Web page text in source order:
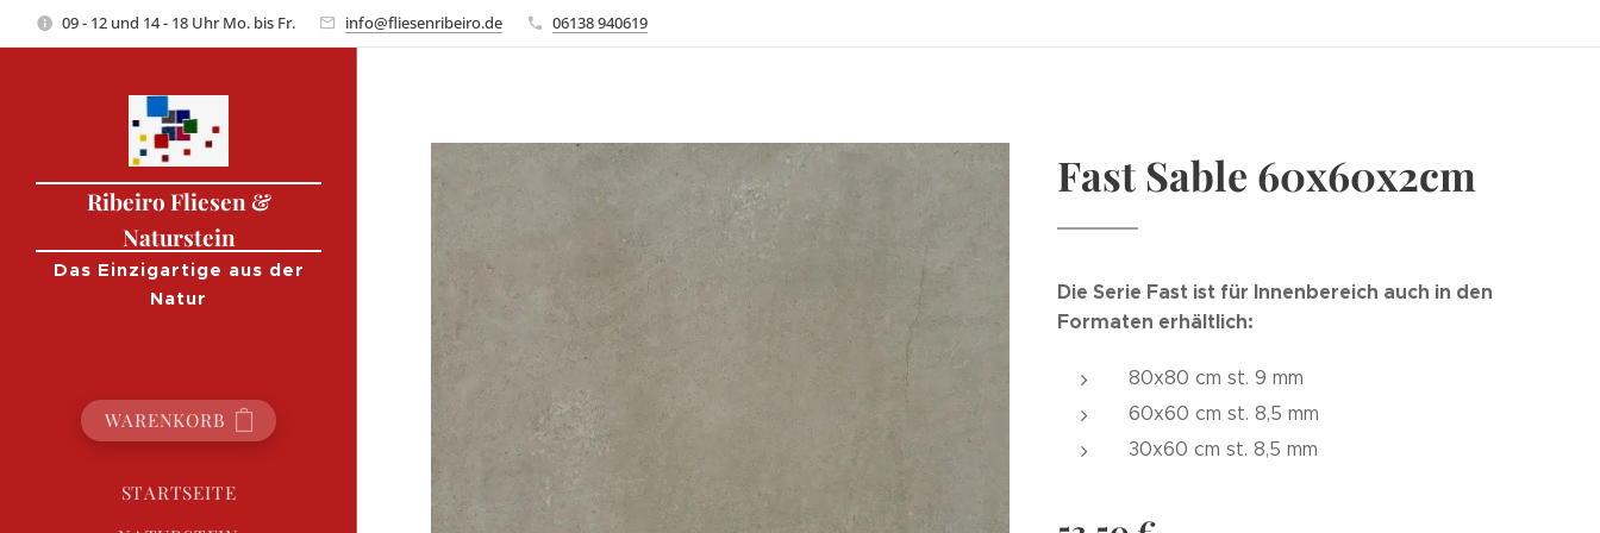
09 - 12 und 14 - 18 Uhr Mo. bis Fr. info@fliesenribeiro.de 06138 940619
Ribeiro Fliesen &
Naturstein
Das Einzigartige aus der
Natur
WARENKORB
STARTSEITE
Fast Sable 60x60x2cm
Die Serie Fast ist für Innenbereich auch in den
Formaten erhältlich:
80x80 cm st. 9 mm
60x60 cm st. 8,5 mm
30x60 cm st. 8,5 mm